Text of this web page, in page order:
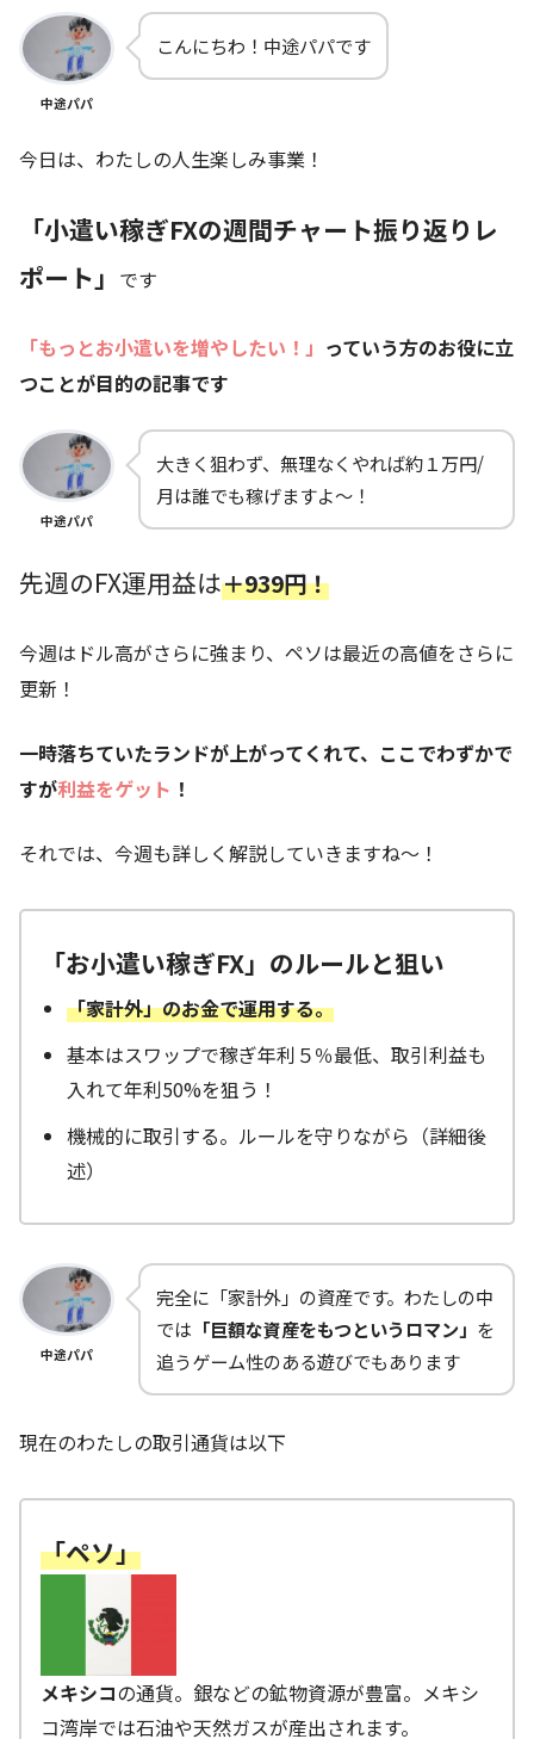
中途パパ
こんにちわ！中途パパです
今日は、わたしの人生楽しみ事業！
「小遣い稼ぎFXの週間チャート振り返りレ
ポート」 です
「もっとお小遣いを増やしたい！」 っていう方のお役に立
つことが目的の記事です
中途パパ
大きく狙わず、無理なくやれば約１万円/
月は誰でも稼げますよ～！
先週のFX運用益は＋939円！
今週はドル高がさらに強まり、ペソは最近の高値をさらに
更新！
一時落ちていたランドが上がってくれて、ここでわずかで
すが利益をゲット ！
それでは、今週も詳しく解説していきますね～！
「お小遣い稼ぎFX」のルールと狙い
「家計外」のお金で運用する。
基本はスワップで稼ぎ年利５％最低、取引利益も
入れて年利50%を狙う！
機械的に取引する。ルールを守りながら（詳細後
述）
中途パパ
完全に「家計外」の資産です。わたしの中
では 「巨額な資産をもつというロマン」 を
追うゲーム性のある遊びでもあります
現在のわたしの取引通貨は以下
「ペソ」
メキシコの通貨。銀などの鉱物資源が豊富。メキシ
コ湾岸では石油や天然ガスが産出されます。